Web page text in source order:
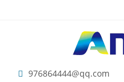
976864444@qq.com